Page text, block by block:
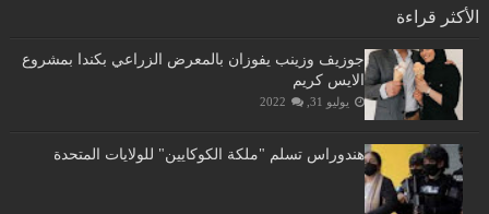
الأكثر قراءة
جوزيف وزينب يفوزان بالمعرض الزراعي بكندا بمشروع
الايس كريم
يوليو 31, 2022
هندوراس تسلم "ملكة الكوكايين" للولايات المتحدة